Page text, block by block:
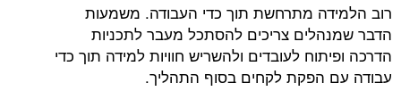
רוב הלמידה מתרחשת תוך כדי העבודה. משמעות
הדבר שמנהלים צריכים להסתכל מעבר לתכניות
הדרכה ופיתוח לעובדים ולהשריש חוויות למידה תוך כדי
עבודה עם הפקת לקחים בסוף התהליך.